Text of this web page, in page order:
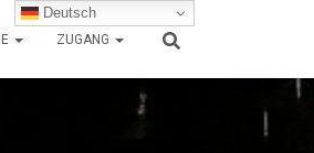
ZUGANG
Deutsch